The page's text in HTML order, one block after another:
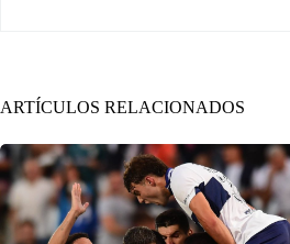
ARTÍCULOS RELACIONADOS